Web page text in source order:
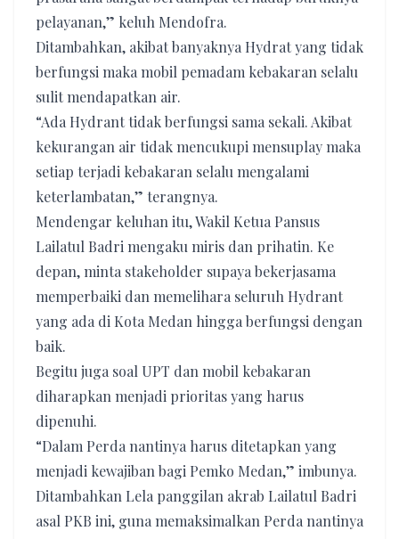
pelayanan,” keluh Mendofra.
Ditambahkan, akibat banyaknya Hydrat yang tidak
berfungsi maka mobil pemadam kebakaran selalu
sulit mendapatkan air.
“Ada Hydrant tidak berfungsi sama sekali. Akibat
kekurangan air tidak mencukupi mensuplay maka
setiap terjadi kebakaran selalu mengalami
keterlambatan,” terangnya.
Mendengar keluhan itu, Wakil Ketua Pansus
Lailatul Badri mengaku miris dan prihatin. Ke
depan, minta stakeholder supaya bekerjasama
memperbaiki dan memelihara seluruh Hydrant
yang ada di Kota Medan hingga berfungsi dengan
baik.
Begitu juga soal UPT dan mobil kebakaran
diharapkan menjadi prioritas yang harus
dipenuhi.
“Dalam Perda nantinya harus ditetapkan yang
menjadi kewajiban bagi Pemko Medan,” imbunya.
Ditambahkan Lela panggilan akrab Lailatul Badri
asal PKB ini, guna memaksimalkan Perda nantinya